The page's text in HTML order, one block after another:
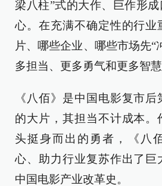
梁八柱”式的大作、巨作形
心。在充满不确定性的行业
片、哪些企业、哪些市场先“
多担当、更多勇气和更多智慧
《八佰》是中国电影复市
的大片，其担当不计成本。
头挺身而出的勇者，《八
心、助力行业复苏作出了巨
中国电影产业改革史。